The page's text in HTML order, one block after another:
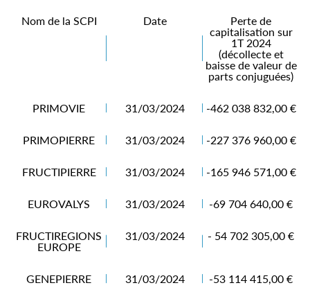
Nom de la SCPI Date
Perte de
capitalisation sur
1T 2024
(décollecte et
baisse de valeur de
parts conjuguées)
PRIMOVIE 31/03/2024 -462 038 832,00 €
PRIMOPIERRE 31/03/2024 -227 376 960,00 €
FRUCTIPIERRE 31/03/2024 -165 946 571,00 €
EUROVALYS 31/03/2024 -69 704 640,00 €
FRUCTIREGIONS
EUROPE
31/03/2024 - 54 702 305,00 €
GENEPIERRE 31/03/2024 -53 114 415,00 €